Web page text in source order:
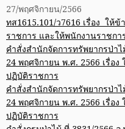
27/พฤศจิกายน/2566
ทส1615.101/ว7616 เรื่อง ให้
ราชการ และให้พนักงานราชกา
คำสั่งสำนักจัดการทรัพยากรป่า
24 พฤศจิกายน พ.ศ. 2566 เรื่อ
ปฏิบัติราชการ
คำสั่งสำนักจัดการทรัพยากรป่า
24 พฤศจิกายน พ.ศ. 2566 เรื่อ
ปฏิบัติราชการ